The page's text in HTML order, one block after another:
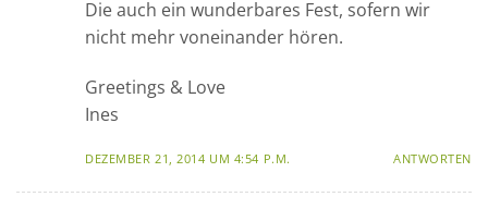
Die auch ein wunderbares Fest, sofern wir
nicht mehr voneinander hören.
Greetings & Love
Ines
DEZEMBER 21, 2014 UM 4:54 P.M. ANTWORTEN